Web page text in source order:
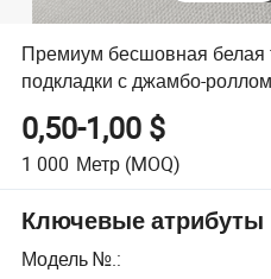
Премиум бесшовная белая
подкладки с джамбо-
0,50-1,00 $
1 000 Метр (MOQ)
Ключевые атрибуты
Модель №.: